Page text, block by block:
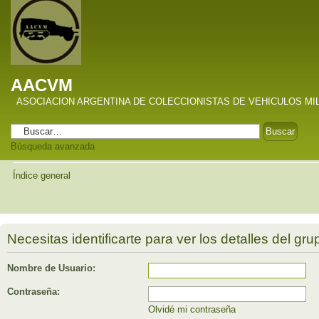
AACVM
ASOCIACION ARGENTINA DE COLECCIONISTAS DE VEHICULOS
Búsqueda avanzada
Índice general
Necesitas identificarte para ver los detalles del
Nombre de Usuario:
Contraseña:
Olvidé mi contraseña